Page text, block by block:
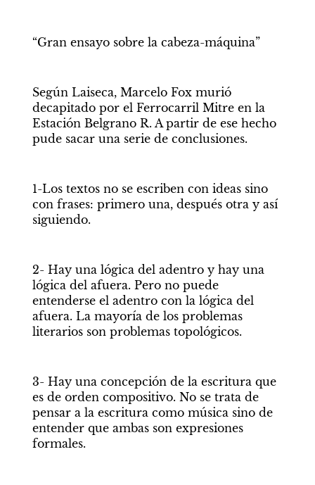
“Gran ensayo sobre la cabeza-máquina”
Según Laiseca, Marcelo Fox murió
decapitado por el Ferrocarril Mitre en la
Estación Belgrano R. A partir de ese hecho
pude sacar una serie de conclusiones.
1-Los textos no se escriben con ideas sino
con frases: primero una, después otra y así
siguiendo.
2- Hay una lógica del adentro y hay una
lógica del afuera. Pero no puede
entenderse el adentro con la lógica del
afuera. La mayoría de los problemas
literarios son problemas topológicos.
3- Hay una concepción de la escritura que
es de orden compositivo. No se trata de
pensar a la escritura como música sino de
entender que ambas son expresiones
formales.